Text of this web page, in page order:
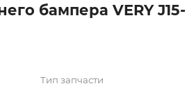
бампера VERY J15-
Тип запчасти